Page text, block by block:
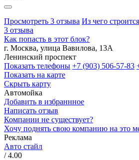
Просмотреть 3 отзыва Из чего
3 отзыва
Как попасть в этот блок?
г. Москва, улица Вавилова, 13А
Ленинский проспект
Показать телефоны +7 (903) 506-57-83
Показать на карте
Скрыть карту
Автомойка
Добавить в избраннное
Написать отзыв
Компании не существует?
Хочу поднять свою компанию на это
Реклама
Авто стайл
/ 4.00